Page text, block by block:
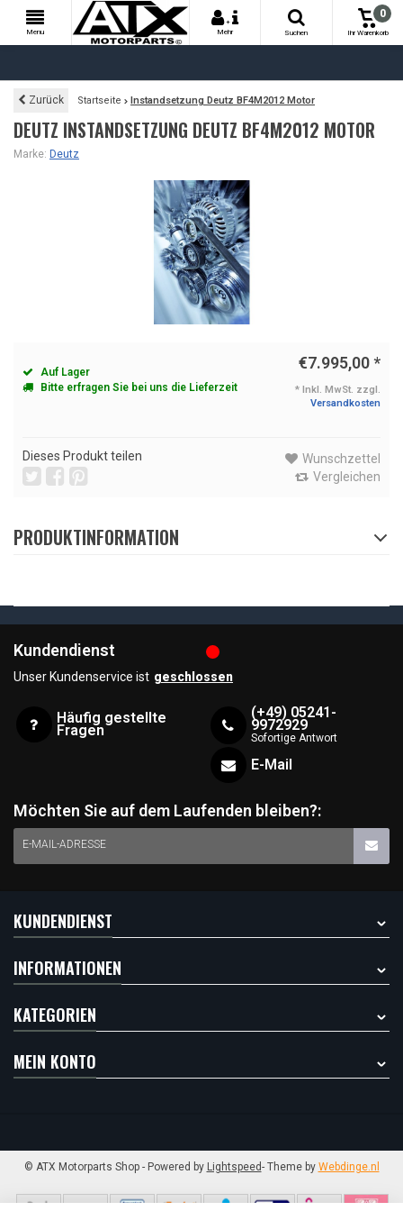
Menu
+
Mehr
Suchen
0
Ihr Warenkorb
Zurück Startseite Instandsetzung Deutz BF4M2012 Motor
DEUTZ INSTANDSETZUNG DEUTZ BF4M2012 MOTOR
Marke: Deutz
Auf Lager
Bitte erfragen Sie bei uns die Lieferzeit
€7.995,00*
* Inkl. MwSt. zzgl.
Versandkosten
Dieses Produkt teilen
Wunschzettel
Vergleichen
PRODUKTINFORMATION
Kundendienst
Unser Kundenservice ist geschlossen
Häufig gestellte
Fragen
(+49) 05241-
9972929
Sofortige Antwort
E-Mail
Möchten Sie auf dem Laufenden bleiben?:
E-MAIL-ADRESSE
KUNDENDIENST
INFORMATIONEN
KATEGORIEN
MEIN KONTO
© ATX Motorparts Shop - Powered by Lightspeed- Theme by Webdinge.nl